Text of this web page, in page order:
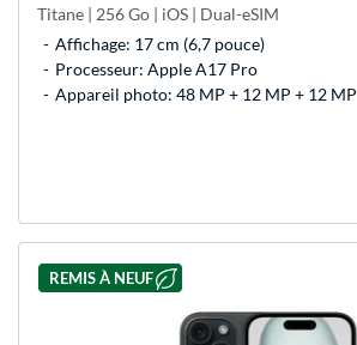
Titane | 256 Go | iOS | Dual-eSIM
Affichage: 17 cm (6,7 pouce)
Processeur: Apple A17 Pro
Appareil photo: 48 MP + 12 MP + 12 MP
REMIS À NEUF